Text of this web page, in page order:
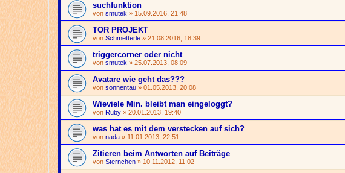
suchfunktion
von smutek » 15.09.2016, 21:48
TOR PROJEKT
von Schmetterle » 21.08.2016, 18:39
triggercorner oder nicht
von smutek » 25.07.2013, 08:09
Avatare wie geht das???
von sonnentau » 01.05.2013, 20:08
Wieviele Min. bleibt man eingeloggt?
von Ruby » 20.01.2013, 19:40
was hat es mit dem verstecken auf sich?
von nada » 11.01.2013, 22:51
Zitieren beim Antworten auf Beiträge
von Sternchen » 10.11.2012, 11:02